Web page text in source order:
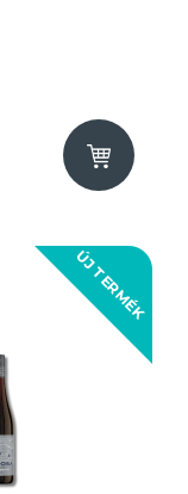
ÚJ TERMÉK